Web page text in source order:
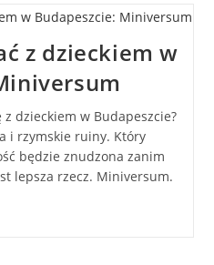
z dzieckiem w
dzieckiem w Budapeszcie?
i rzymskie ruiny. Który
będzie znudzona zanim
lepsza rzecz. Miniversum.